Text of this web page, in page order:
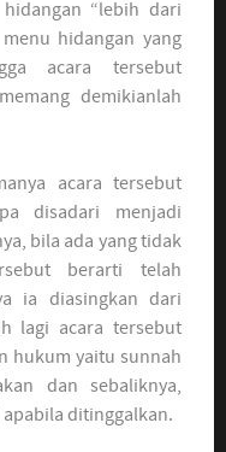
“lebih dari
hidangan yang
acara tersebut
demikianlah
acara tersebut
disadari menjadi
bila ada yang tidak
berarti telah
ia diasingkan dari
lagi acara tersebut
hukum yaitu sunnah
dan sebaliknya,
apabila ditinggalkan.